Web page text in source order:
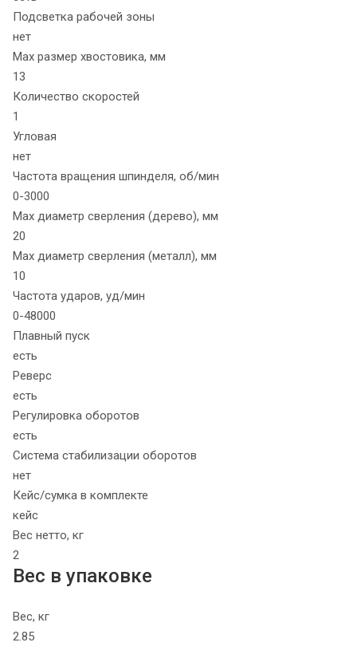
Подсветка рабочей зоны
нет
Max размер хвостовика, мм
13
Количество скоростей
1
Угловая
нет
Частота вращения шпинделя, об/мин
0-3000
Max диаметр сверления (дерево), мм
20
Max диаметр сверления (металл), мм
10
Частота ударов, уд/мин
0-48000
Плавный пуск
есть
Реверс
есть
Регулировка оборотов
есть
Система стабилизации оборотов
нет
Кейс/сумка в комплекте
кейс
Вес нетто, кг
2
Вес в упаковке
Вес, кг
2.85